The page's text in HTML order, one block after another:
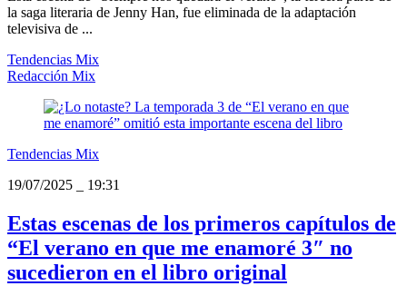
la saga literaria de Jenny Han, fue eliminada de la adaptación
televisiva de ...
Tendencias Mix
Redacción Mix
Tendencias Mix
19/07/2025
19:31
Estas escenas de los primeros capítulos de
“El verano en que me enamoré 3″ no
sucedieron en el libro original